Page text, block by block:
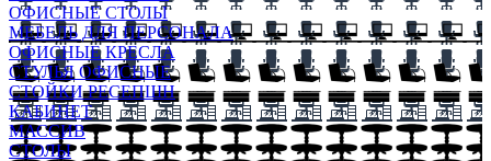
ОФИСНЫЕ СТОЛЫ
МЕБЕЛЬ ДЛЯ ПЕРСОНАЛА
ОФИСНЫЕ КРЕСЛА
СТУЛЬЯ ОФИСНЫЕ
СТОЙКИ РЕСЕПШН
КАБИНЕТ
МАССИВ
СТОЛЫ